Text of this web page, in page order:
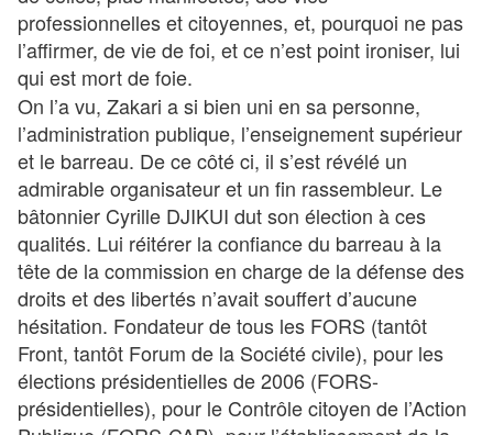
professionnelles et citoyennes, et, pourquoi ne pas
l’affirmer, de vie de foi, et ce n’est point ironiser, lui
qui est mort de foie.
On l’a vu, Zakari a si bien uni en sa personne,
l’administration publique, l’enseignement supérieur
et le barreau. De ce côté ci, il s’est révélé un
admirable organisateur et un fin rassembleur. Le
bâtonnier Cyrille DJIKUI dut son élection à ces
qualités. Lui réitérer la confiance du barreau à la
tête de la commission en charge de la défense des
droits et des libertés n’avait souffert d’aucune
hésitation. Fondateur de tous les FORS (tantôt
Front, tantôt Forum de la Société civile), pour les
élections présidentielles de 2006 (FORS-
présidentielles), pour le Contrôle citoyen de l’Action